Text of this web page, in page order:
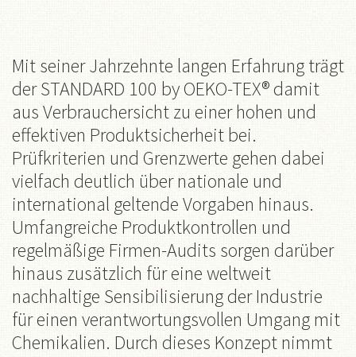
Mit seiner Jahrzehnte langen Erfahrung trägt
der STANDARD 100 by OEKO-TEX® damit
aus Verbrauchersicht zu einer hohen und
effektiven Produktsicherheit bei.
Prüfkriterien und Grenzwerte gehen dabei
vielfach deutlich über nationale und
international geltende Vorgaben hinaus.
Umfangreiche Produktkontrollen und
regelmäßige Firmen-Audits sorgen darüber
hinaus zusätzlich für eine weltweit
nachhaltige Sensibilisierung der Industrie
für einen verantwortungsvollen Umgang mit
Chemikalien. Durch dieses Konzept nimmt